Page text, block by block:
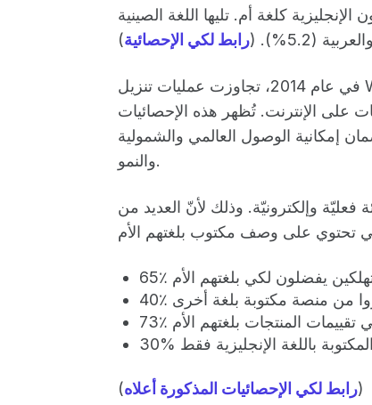
يتحدثون الإنجليزية كلغة أم. تليها اللغة الصينية
رابط لكي الإحصائية)
في عام 2014، تجاوزت عمليات تنزيل WordPress، وهو نظام إدارة المحتوى الرائد على الويب،
على الإنترنت. تُظهر هذه الإحصائيات
إمكانية الوصول العالمي والشمولية
والنمو.
فعليّة وإلكترونيّة. وذلك لأنّ العديد من
يفضلون لكي بلغتهم الأم
تقييمات المنتجات بلغتهم الأم
المكتوبة باللغة الإنجليزية فقط
(رابط لكي الإحصائيات المذكورة أعلاه)